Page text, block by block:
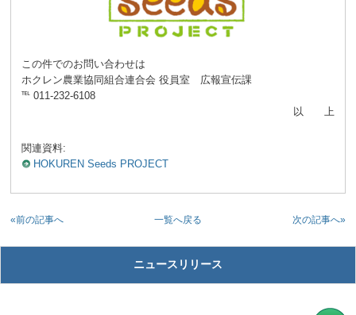
この件でのお問い合わせは
ホクレン農業協同組合連合会 役員室 広報宣伝課
℡ 011-232-6108
以 上
関連資料:
HOKUREN Seeds PROJECT
一覧へ戻る
«前の記事へ 次の記事へ»
ニュースリリース